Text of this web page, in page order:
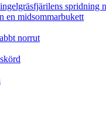
spridning
en midsommarbukett
norrut